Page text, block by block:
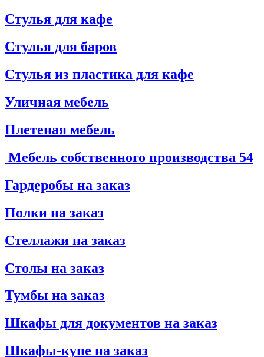
Стулья для кафе
Стулья для баров
Стулья из пластика для кафе
Уличная мебель
Плетеная мебель
Мебель собственного производства 54
Гардеробы на заказ
Полки на заказ
Стеллажи на заказ
Столы на заказ
Тумбы на заказ
Шкафы для документов на заказ
Шкафы-купе на заказ